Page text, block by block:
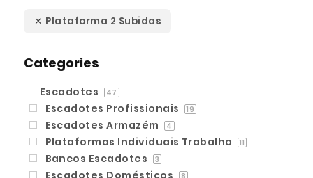
Plataforma 2 Subidas
Categories
Escadotes 47
Escadotes Profissionais 19
Escadotes Armazém 4
Plataformas Individuais Trabalho 11
Bancos Escadotes 3